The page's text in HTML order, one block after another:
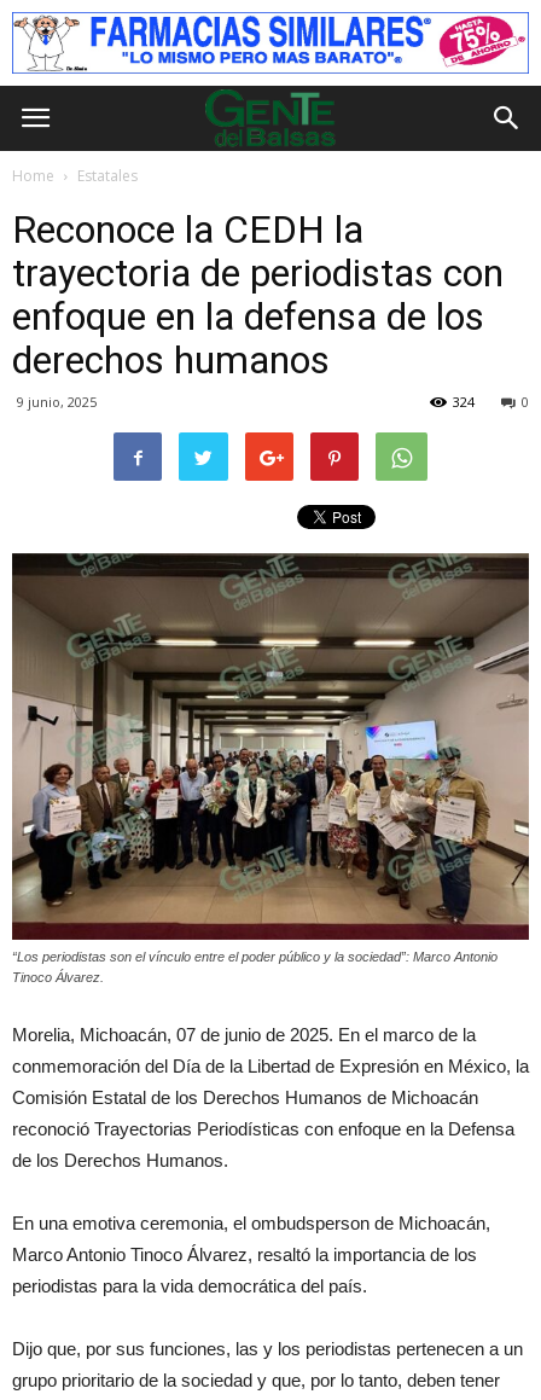
Home Estatales
Reconoce la CEDH la
trayectoria de periodistas con
enfoque en la defensa de los
derechos humanos
9 junio, 2025 0
324
“Los periodistas son el vínculo entre el poder público y la sociedad”: Marco Antonio
Tinoco Álvarez.
Morelia, Michoacán, 07 de junio de 2025. En el marco de la
conmemoración del Día de la Libertad de Expresión en México, la
Comisión Estatal de los Derechos Humanos de Michoacán
reconoció Trayectorias Periodísticas con enfoque en la Defensa
de los Derechos Humanos.
En una emotiva ceremonia, el ombudsperson de Michoacán,
Marco Antonio Tinoco Álvarez, resaltó la importancia de los
periodistas para la vida democrática del país.
Dijo que, por sus funciones, las y los periodistas pertenecen a un
grupo prioritario de la sociedad y que, por lo tanto, deben tener